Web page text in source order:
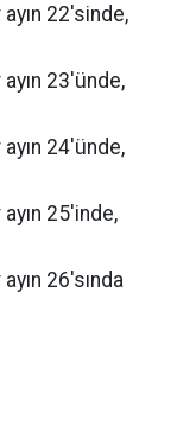
22'sinde,
23'ünde,
24'ünde,
25'inde,
26'sında